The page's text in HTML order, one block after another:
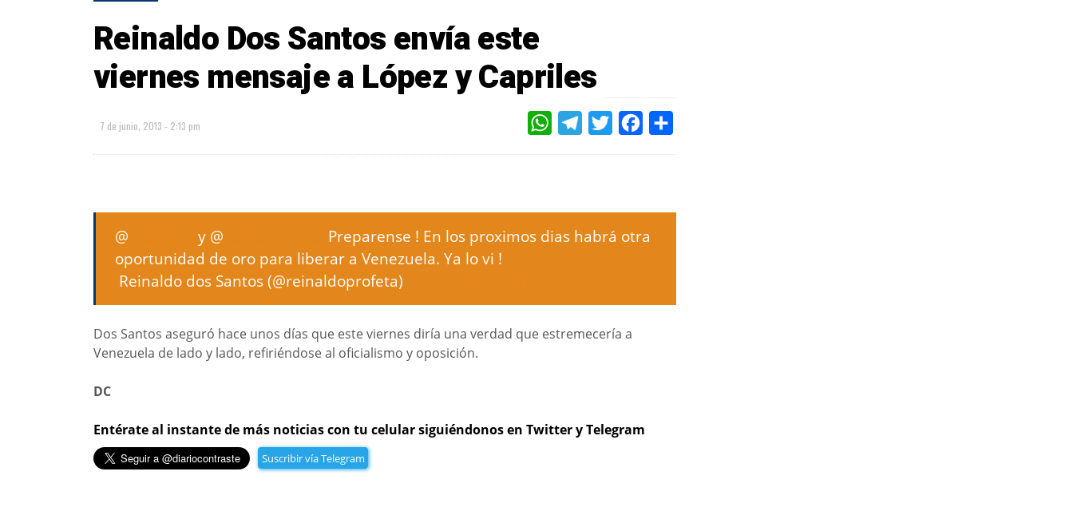
Reinaldo Dos Santos envía este
viernes mensaje a López y Capriles
7 de junio, 2013 - 2:13 pm WHATSAPPTELEGRAMTWITTERFACEBOOK
@ y @
Preparense ! En los proximos dias habrá otra
oportunidad de oro para liberar a Venezuela. Ya lo vi !
 Reinaldo dos Santos (@reinaldoprofeta)
Dos Santos aseguró hace unos días que este viernes diría una verdad que estremecería a
Venezuela de lado y lado, refiriéndose al oficialismo y oposición.
DC
Entérate al instante de más noticias con tu celular siguiéndonos en Twitter y Telegram
Suscribir vía Telegram